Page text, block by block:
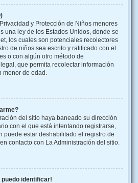
y Protección de Niños menores
una ley de los Estados Unidos, donde se
los cuales son potenciales recolectores
de niños sea escrito y ratificado con el
o con algún otro método de
que permita recolectar información
menor de edad.
del sitio haya baneado su dirección
con el que está intentando registrarse,
puede estar deshabilitado el registro de
contacto con La Administración del sitio.
puedo identificar!